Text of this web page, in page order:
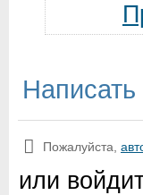
Пожалуйста,
или